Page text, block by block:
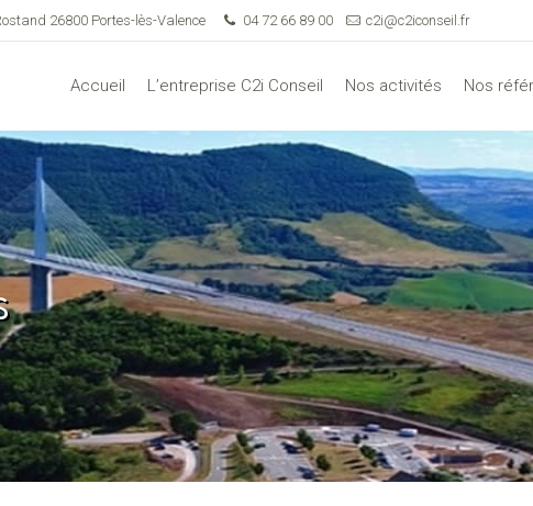
26800 Portes-lès-Valence 04 72 66 89 00 c2i@c2iconseil.fr
Accueil L’entreprise C2i Conseil Nos activités Nos